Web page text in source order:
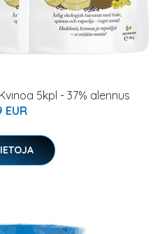
5kpl - 37% alennus
EUR